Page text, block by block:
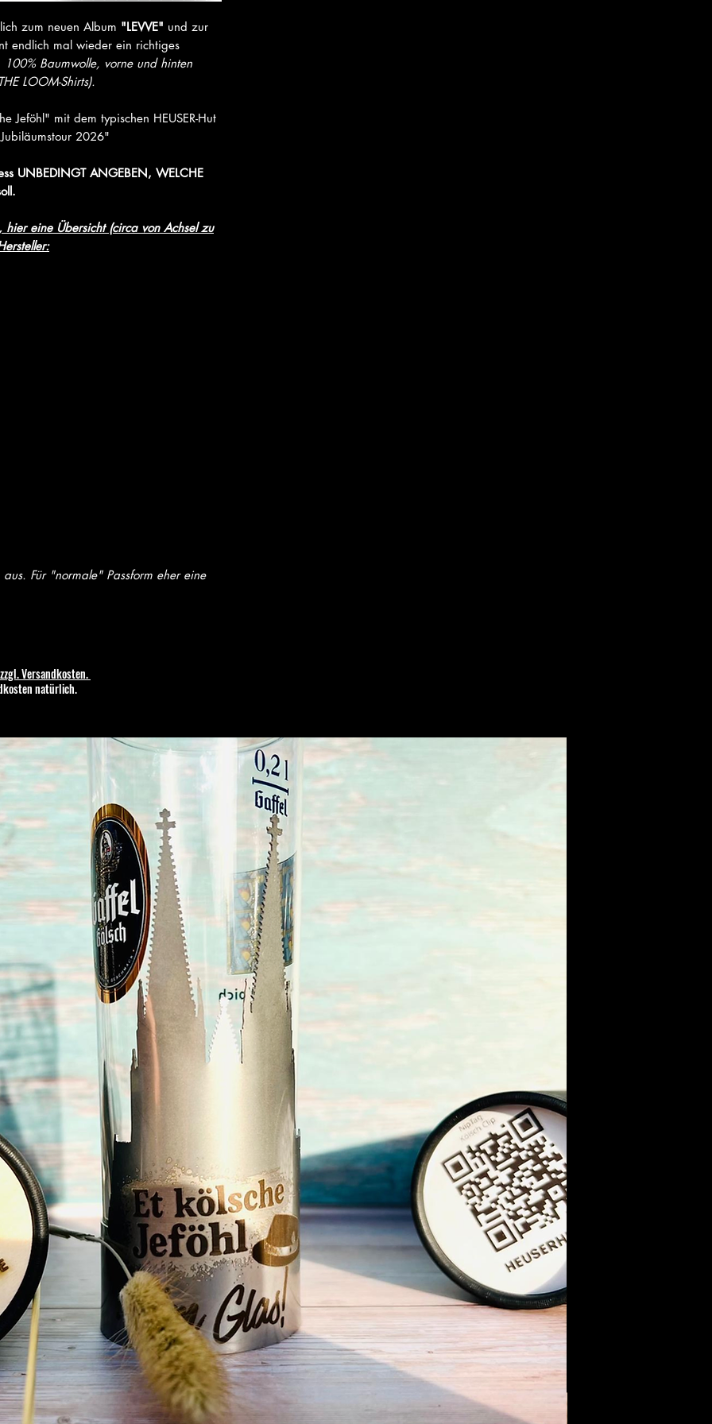
zum neuen Album "LEVVE" und zur
endlich mal wieder ein richtiges
100% Baumwolle, vorne und hinten
LOOM-Shirts).
Jeföhl" mit dem typischen HEUSER-Hut
2026"
UNBEDINGT ANGEBEN, WELCHE
eine Übersicht (circa von Achsel zu
Für "normale" Passform eher eine
zzgl. Versandkosten.
natürlich.